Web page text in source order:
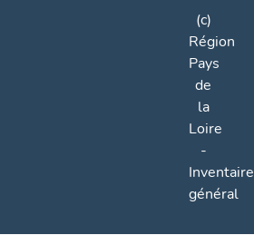
(c)
Région
Pays
de
la
Loire
-
Inventaire
général